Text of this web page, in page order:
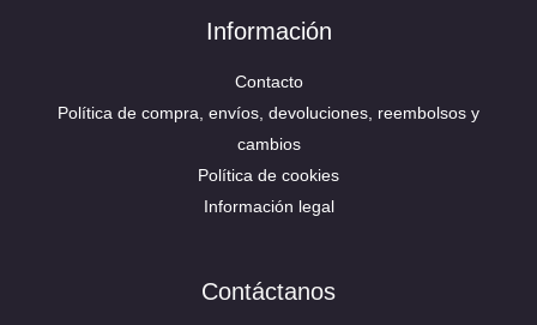
Información
Contacto
Política de compra, envíos, devoluciones, reembolsos y
cambios
Política de cookies
Información legal
Contáctanos